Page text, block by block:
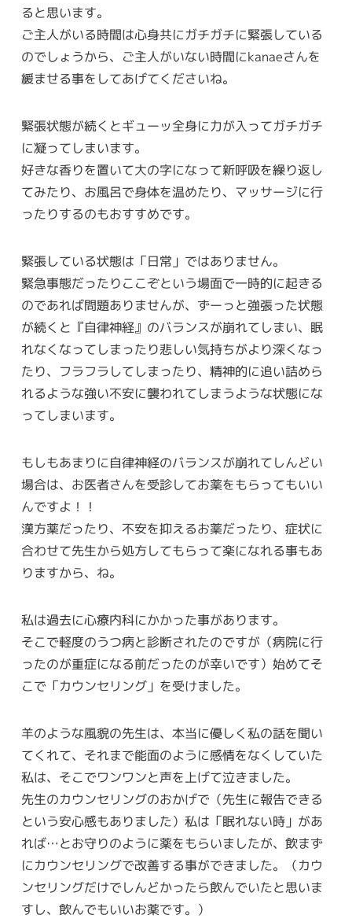
ると思います。
ご主人がいる時間は心身共にガチガチに緊張している
のでしょうから、ご主人がいない時間にkanaeさんを
緩ませる事をしてあげてくださいね。
緊張状態が続くとギューッ全身に力が入ってガチガチ
に凝ってしまいます。
好きな香りを置いて大の字になって新呼吸を繰り返し
てみたり、お風呂で身体を温めたり、マッサージに行
ったりするのもおすすめです。
緊張している状態は「日常」ではありません。
緊急事態だったりここぞという場面で一時的に起きる
のであれば問題ありませんが、ずーっと強張った状態
が続くと『自律神経』のバランスが崩れてしまい、眠
れなくなってしまったり悲しい気持ちがより深くなっ
たり、フラフラしてしまったり、精神的に追い詰めら
れるような強い不安に襲われてしまうような状態にな
ってしまいます。
もしもあまりに自律神経のバランスが崩れてしんどい
場合は、お医者さんを受診してお薬をもらってもいい
んですよ！！
漢方薬だったり、不安を抑えるお薬だったり、症状に
合わせて先生から処方してもらって楽になれる事もあ
りますから、ね。
私は過去に心療内科にかかった事があります。
そこで軽度のうつ病と診断されたのですが（病院に行
ったのが重症になる前だったのが幸いです）始めてそ
こで「カウンセリング」を受けました。
羊のような風貌の先生は、本当に優しく私の話を聞い
てくれて、それまで能面のように感情をなくしていた
私は、そこでワンワンと声を上げて泣きました。
先生のカウンセリングのおかげで（先生に報告できる
という安心感もありました）私は「眠れない時」があ
れば…とお守りのように薬をもらいましたが、飲まず
にカウンセリングで改善する事ができました。（カウ
ンセリングだけでしんどかったら飲んでいたと思いま
すし、飲んでもいいお薬です。）